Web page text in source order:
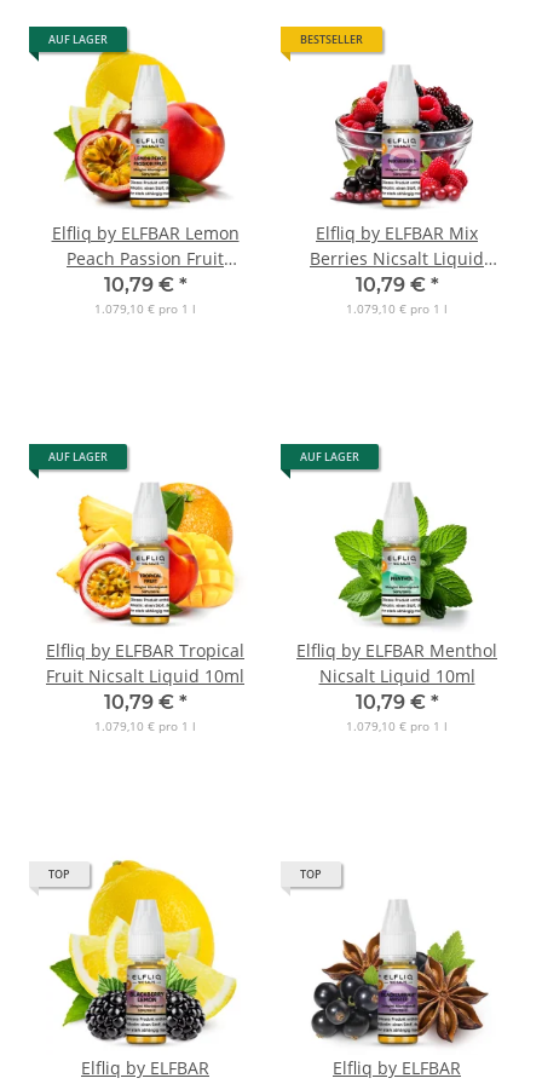
AUF LAGER
Elfliq by ELFBAR Lemon
Peach Passion Fruit
Nicsalt Liquid 10ml
10,79 € *
1.079,10 € pro 1 l
BESTSELLER
Elfliq by ELFBAR Mix
Berries Nicsalt Liquid
10ml
10,79 € *
1.079,10 € pro 1 l
AUF LAGER
Elfliq by ELFBAR Tropical
Fruit Nicsalt Liquid 10ml
10,79 € *
1.079,10 € pro 1 l
AUF LAGER
Elfliq by ELFBAR Menthol
Nicsalt Liquid 10ml
10,79 € *
1.079,10 € pro 1 l
TOP
Elfliq by ELFBAR
TOP
Elfliq by ELFBAR